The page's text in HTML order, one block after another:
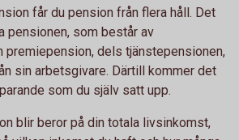
får du pension från flera håll. Det
pensionen, som består av
premiepension, dels tjänstepensionen,
sin arbetsgivare. Därtill kommer det
som du själv satt upp.
blir beror på din totala livsinkomst,